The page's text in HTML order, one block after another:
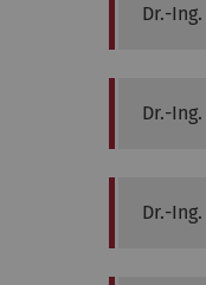
Dr.-Ing.
Dr.-Ing.
Dr.-Ing.